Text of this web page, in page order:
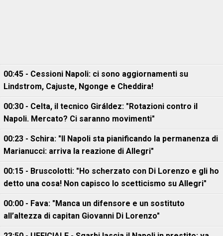
00:45 - Cessioni Napoli: ci sono aggiornamenti su
Lindstrom, Cajuste, Ngonge e Cheddira!
00:30 - Celta, il tecnico Giráldez: "Rotazioni contro il
Napoli. Mercato? Ci saranno movimenti"
00:23 - Schira: "Il Napoli sta pianificando la permanenza di
Marianucci: arriva la reazione di Allegri"
00:15 - Bruscolotti: "Ho scherzato con Di Lorenzo e gli ho
detto una cosa! Non capisco lo scetticismo su Allegri"
00:00 - Fava: "Manca un difensore e un sostituto
all’altezza di capitan Giovanni Di Lorenzo"